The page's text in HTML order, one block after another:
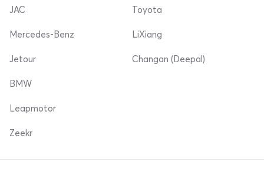
JAC
Mercedes-Benz
Jetour
Toyota
LiXiang
Changan (Deepal)
BMW
Leapmotor
Zeekr